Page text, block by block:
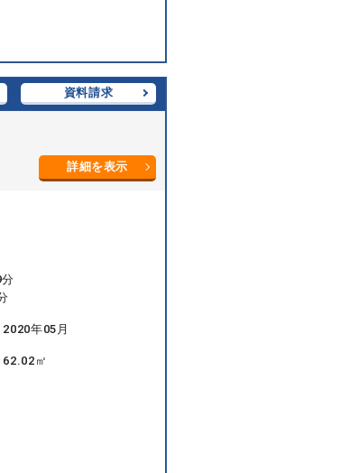
資料請求
詳細を表示
2020年05月
62.02㎡